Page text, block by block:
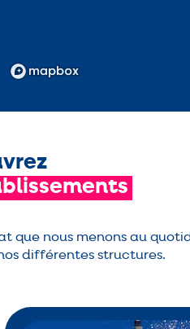
que nous menons au
différentes structures.